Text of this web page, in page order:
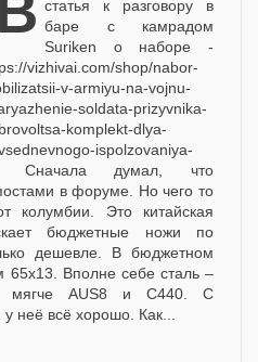
статья к разговору в
баре с камрадом
Suriken о наборе -
vizhivai.com/shop/nabor-
v-armiyu-na-vojnu-
soldata-prizyvnika-
komplekt-dlya-
ispolzovaniya-
Сначала думал, что
в форуме. Но чего то
колумбии. Это китайская
бюджетные ножи по
дешевле. В бюджетном
65х13. Вполне себе сталь –
мягче AUS8 и С440. С
неё всё хорошо. Как...